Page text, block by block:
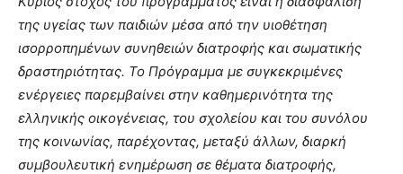
της υγείας των παιδιών μέσα από την υιοθέτηση
ισορροπημένων συνηθειών διατροφής και σωματικής
δραστηριότητας. Το Πρόγραμμα με συγκεκριμένες
ενέργειες παρεμβαίνει στην καθημερινότητα της
ελληνικής οικογένειας, του σχολείου και του συνόλου
της κοινωνίας, παρέχοντας, μεταξύ άλλων, διαρκή
συμβουλευτική ενημέρωση σε θέματα διατροφής,